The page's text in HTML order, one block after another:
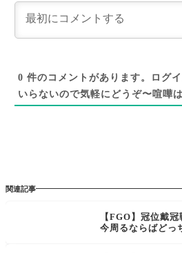
0 件のコメントがあります。ログ
いらないので気軽にどうぞ〜喧嘩
関連記事
【FGO】冠位戴
今周るならばどっ